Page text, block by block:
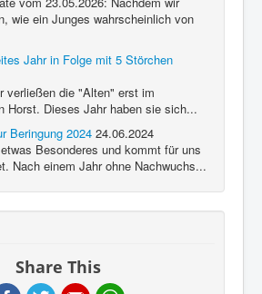
wie ein Junges wahrscheinlich von
Jahr in Folge mit 5 Störchen
verließen die "Alten" erst im
Horst. Dieses Jahr haben sie sich...
Beringung 2024 24.06.2024
Besonderes und kommt für uns
Nach einem Jahr ohne Nachwuchs...
Share This